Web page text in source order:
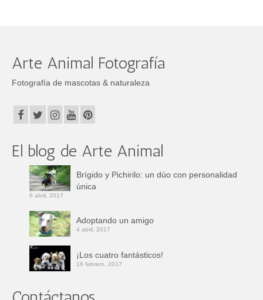
Arte Animal Fotografía
Fotografía de mascotas & naturaleza
El blog de Arte Animal
Brígido y Pichirilo: un dúo con personalidad
única
6 abril, 2017
Adoptando un amigo
4 abril, 2017
¡Los cuatro fantásticos!
16 febrero, 2017